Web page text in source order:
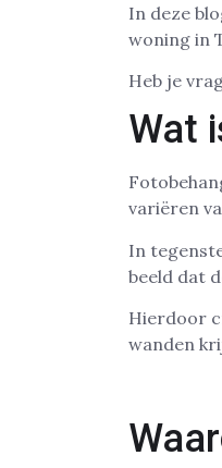
In deze
woning in
Heb je
Wat
variëren
In
beeld dat
Hierdoor
wanden